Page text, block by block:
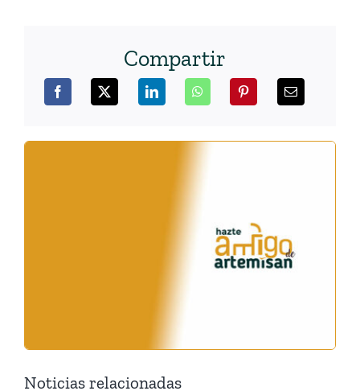
Compartir
Noticias relacionadas